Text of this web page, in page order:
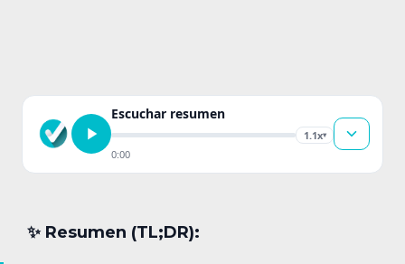
Escuchar resumen
1.1x▾
0:00
✨︎ Resumen (TL;DR):